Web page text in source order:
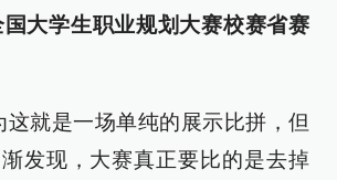
大学生职业规划大赛校赛省赛
这就是一场单纯的展示比拼，但
发现，大赛真正要比的是去掉